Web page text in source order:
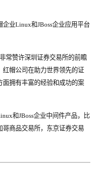
业Linux和JBoss企业应用平台
常赞许深圳证券交易所的前瞻
帽公司在助力世界领先的证
拥有丰富的经验和成功的案
和JBoss企业中间件产品，比
商品交易所，东京证券交易